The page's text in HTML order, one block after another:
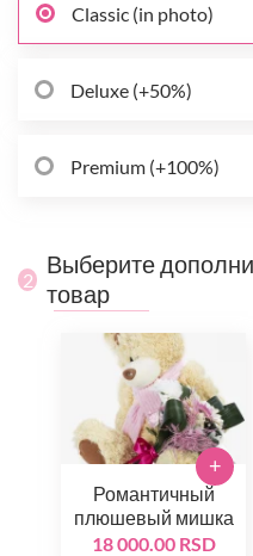
Classic (in photo)
Deluxe (+50%)
Premium (+100%)
2
Выберите
товар
Романтичный
плюшевый мишка
18 000.00 RSD
+